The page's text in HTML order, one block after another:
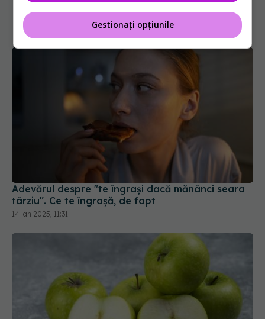
Adevărul despre "te îngrași dacă mănânci seara
târziu". Ce te îngrașă, de fapt
Gestionați opțiunile